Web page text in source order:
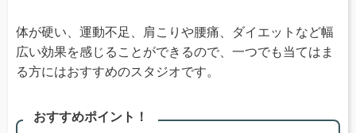
体が硬い、運動不足、肩こりや腰痛、ダイエットなど幅
広い効果を感じることができるので、一つでも当てはま
る方にはおすすめのスタジオです。
おすすめポイント！